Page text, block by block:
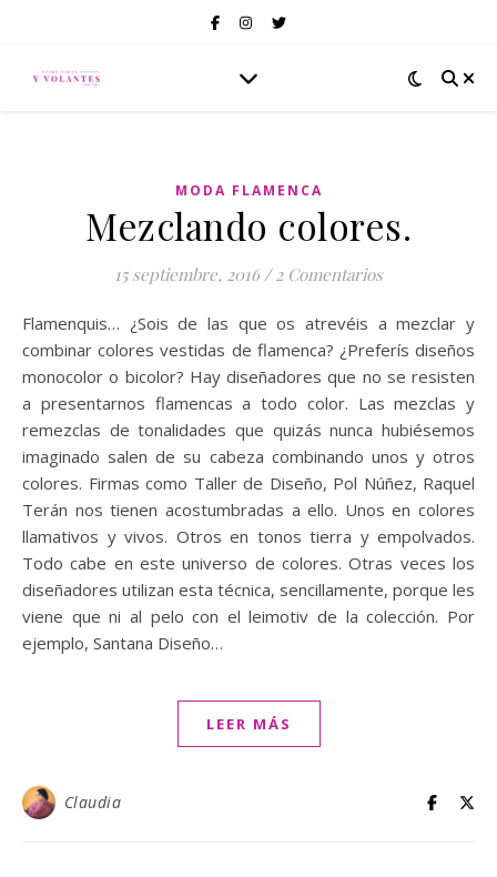
MODA FLAMENCA
Mezclando colores.
15 septiembre, 2016 / 2 Comentarios
Flamenquis… ¿Sois de las que os atrevéis a mezclar y
combinar colores vestidas de flamenca? ¿Preferís diseños
monocolor o bicolor? Hay diseñadores que no se resisten
a presentarnos flamencas a todo color. Las mezclas y
remezclas de tonalidades que quizás nunca hubiésemos
imaginado salen de su cabeza combinando unos y otros
colores. Firmas como Taller de Diseño, Pol Núñez, Raquel
Terán nos tienen acostumbradas a ello. Unos en colores
llamativos y vivos. Otros en tonos tierra y empolvados.
Todo cabe en este universo de colores. Otras veces los
diseñadores utilizan esta técnica, sencillamente, porque les
viene que ni al pelo con el leimotiv de la colección. Por
ejemplo, Santana Diseño…
LEER MÁS
Claudia